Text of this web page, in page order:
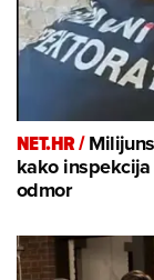
NET.HR /
kako
odmor